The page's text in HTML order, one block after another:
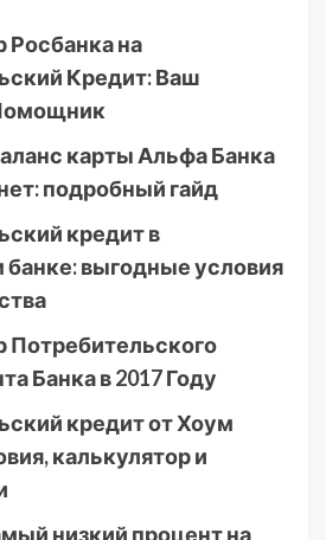
Росбанка на
Кредит: Ваш
карты Альфа Банка
подробный гайд
кредит в
выгодные условия
Потребительского
Банка в 2017 Году
кредит от Хоум
калькулятор и
низкий процент на